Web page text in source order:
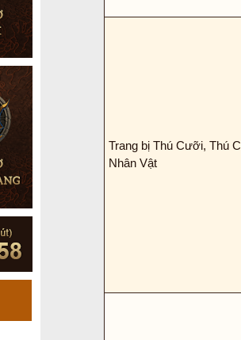
Trang bị Thú Cưỡi, Thú
Nhân Vật